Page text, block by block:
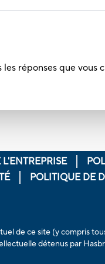
réponses que vous
POLITIQUE DE
de ce site (y compris
détenus par